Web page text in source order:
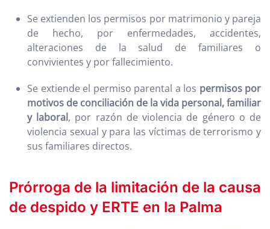
Se extienden los permisos por matrimonio y pareja
de hecho, por enfermedades, accidentes,
alteraciones de la salud de familiares o
convivientes y por fallecimiento.
Se extiende el permiso parental a los permisos por
motivos de conciliación de la vida personal, familiar
y laboral, por razón de violencia de género o de
violencia sexual y para las víctimas de terrorismo y
sus familiares directos.
Prórroga de la limitación de la causa
de despido y ERTE en la Palma